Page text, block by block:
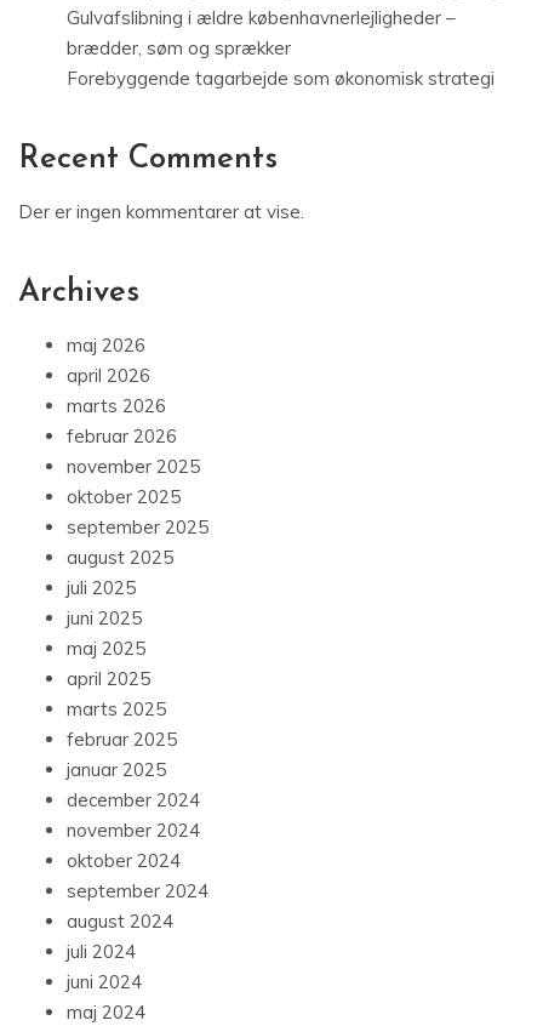
Gulvafslibning i ældre københavnerlejligheder –
brædder, søm og sprækker
Forebyggende tagarbejde som økonomisk strategi
Recent Comments
Der er ingen kommentarer at vise.
Archives
maj 2026
april 2026
marts 2026
februar 2026
november 2025
oktober 2025
september 2025
august 2025
juli 2025
juni 2025
maj 2025
april 2025
marts 2025
februar 2025
januar 2025
december 2024
november 2024
oktober 2024
september 2024
august 2024
juli 2024
juni 2024
maj 2024